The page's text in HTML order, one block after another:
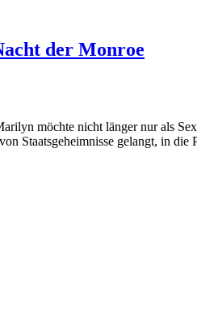
der Monroe
möchte nicht länger nur als
Staatsgeheimnisse gelangt, in die